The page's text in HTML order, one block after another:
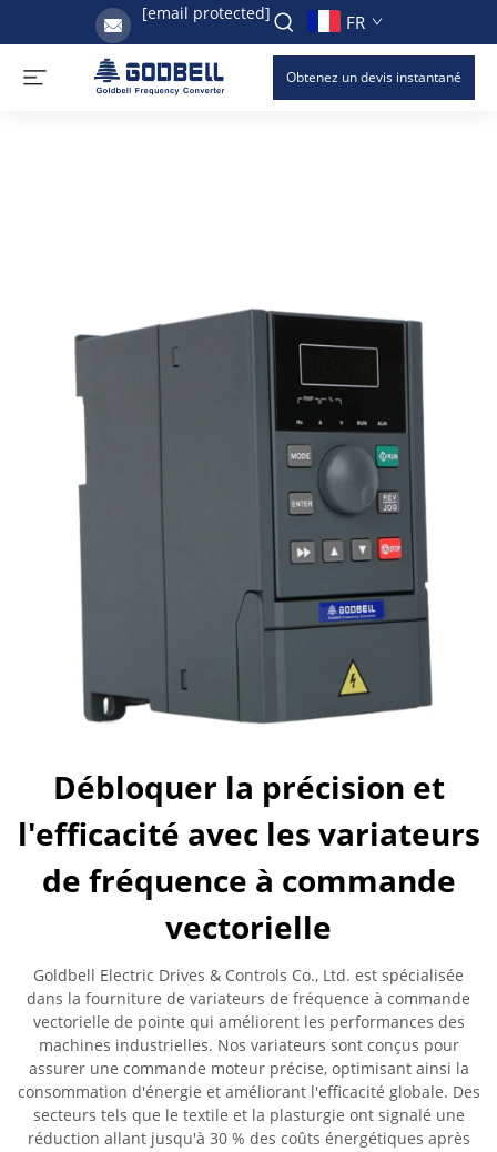
[email protected] FR
Obtenez un devis instantané
Débloquer la précision et
l'efficacité avec les variateurs
de fréquence à commande
vectorielle
Goldbell Electric Drives & Controls Co., Ltd. est spécialisée
dans la fourniture de variateurs de fréquence à commande
vectorielle de pointe qui améliorent les performances des
machines industrielles. Nos variateurs sont conçus pour
assurer une commande moteur précise, optimisant ainsi la
consommation d'énergie et améliorant l'efficacité globale. Des
secteurs tels que le textile et la plasturgie ont signalé une
réduction allant jusqu'à 30 % des coûts énergétiques après